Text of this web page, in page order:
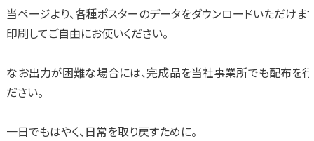
当ページより、各種ポスターのデータをダウンロードいただけま
印刷してご自由にお使いください。
なお出力が困難な場合には、完成品を当社事業所でも配布を
ださい。
一日でもはやく、日常を取り戻すために。